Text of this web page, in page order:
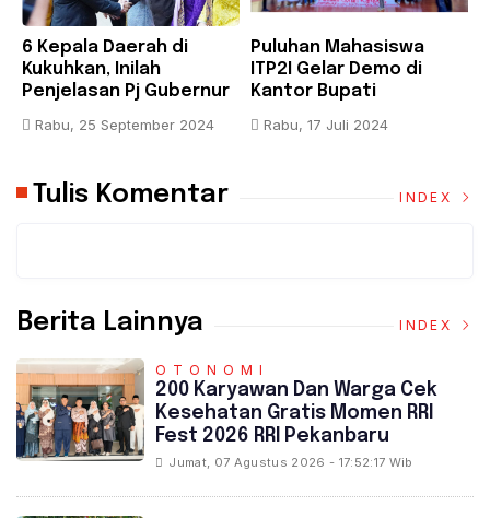
6 Kepala Daerah di
Kukuhkan, Inilah
Penjelasan Pj Gubernur
Rabu, 25 September 2024
Puluhan Mahasiswa
ITP2I Gelar Demo di
Kantor Bupati
Pembangunan Kampus
Rabu, 17 Juli 2024
Tulis Komentar INDEX
Berita Lainnya INDEX
OTONOMI
‎200 Karyawan Dan Warga Cek
Kesehatan Gratis Momen RRI
Fest 2026 RRI Pekanbaru
Jumat, 07 Agustus 2026 - 17:52:17 Wib